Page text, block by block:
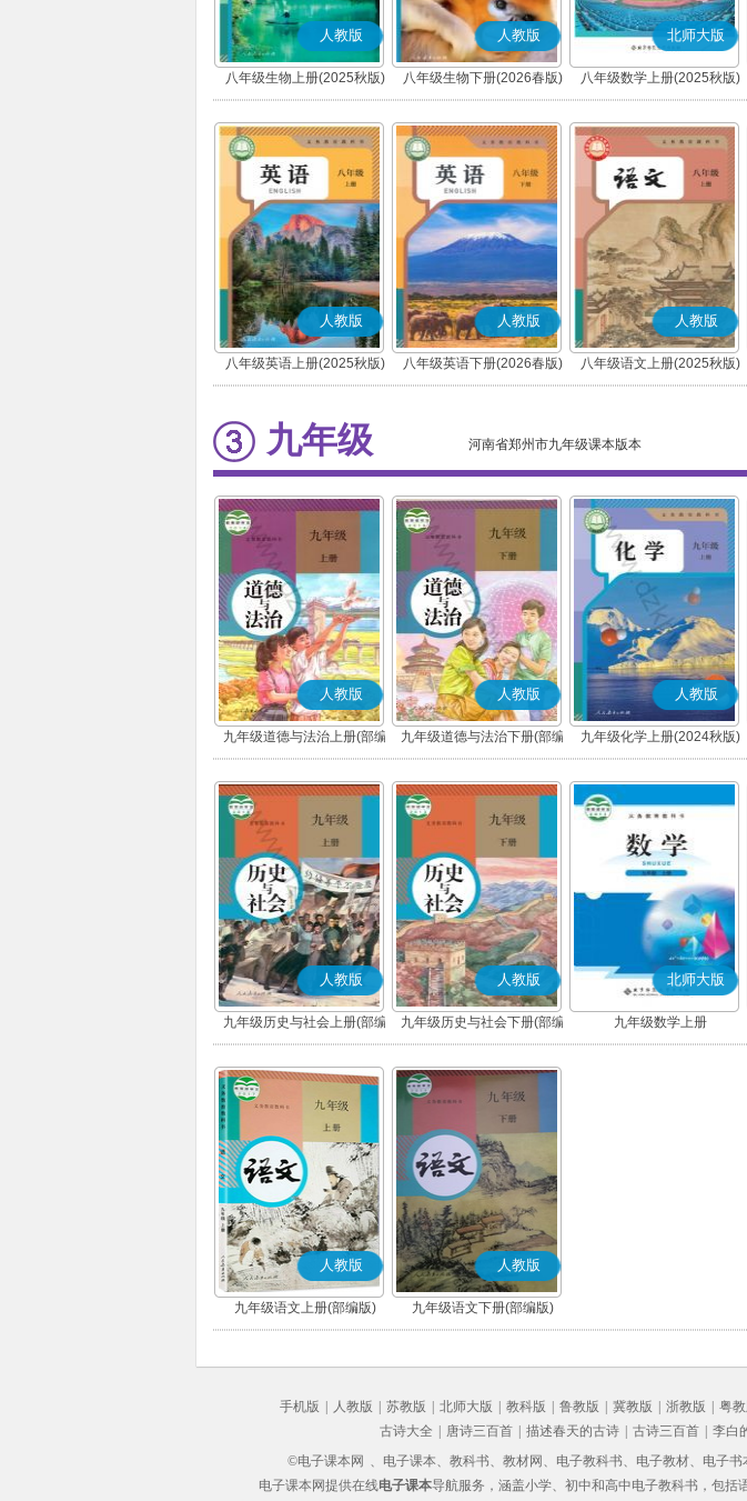
人教版
八年级生物上册(2025秋版)
人教版
八年级生物下册(2026春版)
北师大版
八年级数学上册(2025秋版)
人教版
八年级英语上册(2025秋版)
人教版
八年级英语下册(2026春版)
人教版
八年级语文上册(2025秋版)
(部编版)
九年级 河南省郑州市九年级课本版本
人教版
九年级道德与法治上册(部编
版)
人教版
九年级道德与法治下册(部编
版)
人教版
九年级化学上册(2024秋版)
人教版
九年级历史与社会上册(部编
版)
人教版
九年级历史与社会下册(部编
版)
北师大版
九年级数学上册
人教版
九年级语文上册(部编版)
人教版
九年级语文下册(部编版)
手机版 人教版 苏教版 北师大版 教科版 鲁教版 冀教版 浙教版 粤
古诗大全
唐诗三百首 描述春天的古诗 古诗三百首 李白
©电子课本网 、电子课本、教科书、教材网、电子教科书、电子教材、电子书
电子课本网提供在线电子课本导航服务，涵盖小学、初中和高中电子教科书，包括